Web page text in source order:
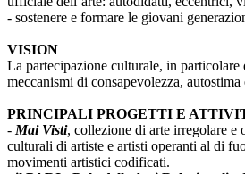
- sostenere e formare le giovani
VISION
La partecipazione culturale, in
meccanismi di consapevolezza,
PRINCIPALI PROGETTI E
- Mai Visti, collezione di arte irregolare e
culturali di artiste e artisti operanti al di
movimenti artistici codificati.